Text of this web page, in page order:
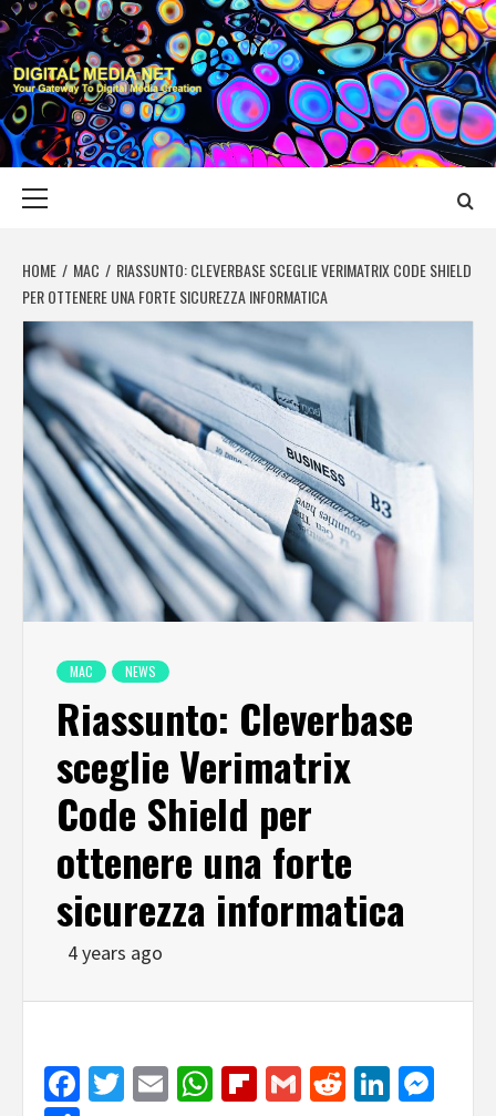
Skip
to
content
DIGITAL MEDIA
YOUR GATEWAY TO DIGITAL MEDIA CREATION
HOME MAC
RIASSUNTO: CLEVERBASE SCEGLIE VERIMATRIX CODE SHIELD
PER OTTENERE UNA FORTE SICUREZZA INFORMATICA
MAC NEWS
Riassunto: Cleverbase
sceglie Verimatrix
Code Shield per
ottenere una forte
sicurezza informatica
4 years ago
Facebook
Twitter
EmailWhatsApp
Flipboard
GmailReddit